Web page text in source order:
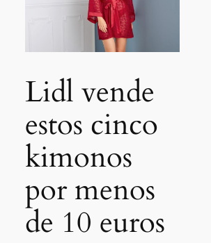
Lidl vende
estos cinco
kimonos
por menos
de 10 euros